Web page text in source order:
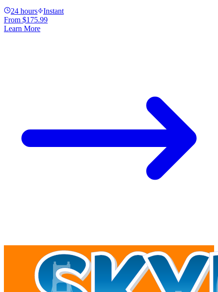
24 hours
Instant
From $175.99
Learn More